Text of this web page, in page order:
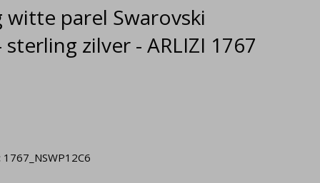
witte parel Swarovski
sterling zilver - ARLIZI 1767
1767_NSWP12C6